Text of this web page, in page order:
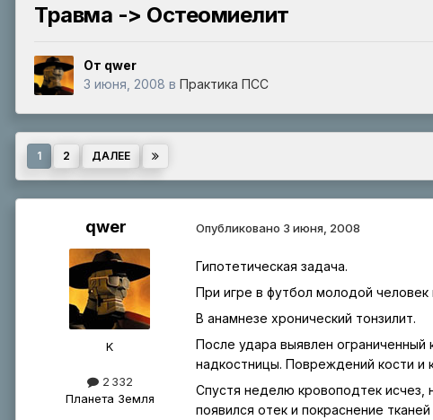
Травма -> Остеомиелит
От qwer
3 июня, 2008 в Практика ПСС
1 2 ДАЛЕЕ
qwer
K
2 332
Планета Земля
Опубликовано 3 июня, 2008
Гипотетическая задача.
При игре в футбол молодой
В анамнезе хронический тонзилит.
После удара выявлен ограниченный
надкостницы. Повреждений кости и
Спустя неделю кровоподтек исчез,
появился отек и покраснение